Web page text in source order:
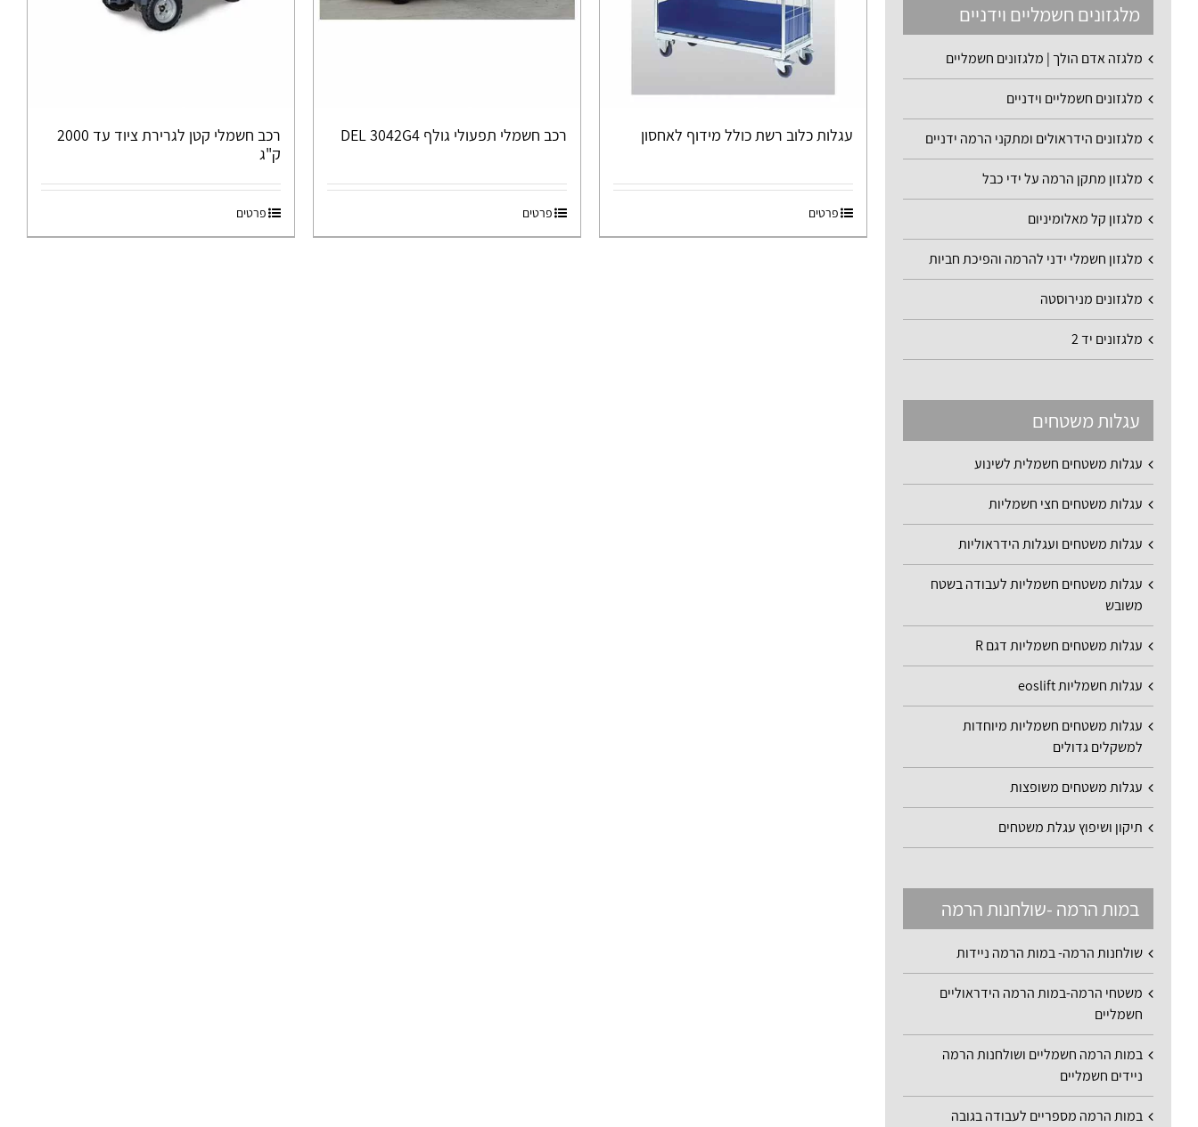
עגלות כלוב רשת כולל מידוף לאחסון
פרטים
רכב חשמלי תפעולי גולף DEL 3042G4
פרטים
רכב חשמלי קטן לגרירת ציוד עד 2000
ק"ג
פרטים
מלגזונים חשמליים וידניים
מלגזה אדם הולך | מלגזונים חשמליים
מלגזונים חשמליים וידניים
מלגזונים הידראולים ומתקני הרמה ידניים
מלגזון מתקן הרמה על ידי כבל
מלגזון קל מאלומיניום
מלגזון חשמלי ידני להרמה והפיכת חביות
מלגזונים מנירוסטה
מלגזונים יד 2
עגלות משטחים
עגלות משטחים חשמלית לשינוע
עגלות משטחים חצי חשמליות
עגלות משטחים ועגלות הידראוליות
עגלות משטחים חשמליות לעבודה בשטח
משובש
עגלות משטחים חשמליות דגם R
עגלות חשמליות eoslift
עגלות משטחים חשמליות מיוחדות
למשקלים גדולים
עגלות משטחים משופצות
תיקון ושיפוץ עגלת משטחים
במות הרמה -שולחנות הרמה
שולחנות הרמה- במות הרמה ניידות
משטחי הרמה-במות הרמה הידראוליים
חשמליים
במות הרמה חשמליים ושולחנות הרמה
ניידים חשמליים
במות הרמה מספריים לעבודה בגובה